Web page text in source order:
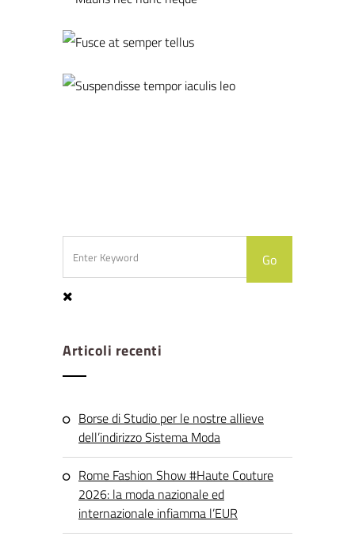
Articoli recenti
Borse di Studio per le nostre allieve
dell’indirizzo Sistema Moda
Rome Fashion Show #Haute Couture
2026: la moda nazionale ed
internazionale infiamma l’EUR